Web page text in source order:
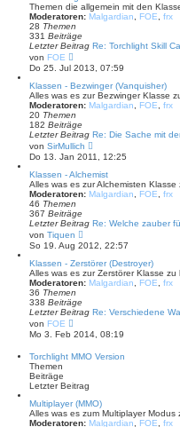
i
t
r
a
g
Themen die allgemein mit den
Moderatoren: Malgardian FOE
frx
28 Themen
331 Beiträge
Letzter Beitrag Re: Torchlight Skill
von FOE
e
u
e
s
t
e
r
B
e
i
t
r
a
g
Do 25. Jul 2013, 07:59
Klassen - Bezwinger (Vanquisher)
Alles was es zur Bezwinger Klasse
Moderatoren: Malgardian FOE
frx
20 Themen
182 Beiträge
Letzter Beitrag Re: Die Sache mit
von SirMullich
e
u
e
s
t
B
t
r
a
g
Do 13. Jan 2011, 12:25
Klassen - Alchemist
Alles was es zur Alchemisten
Moderatoren: Malgardian FOE
frx
46 Themen
367 Beiträge
Letzter Beitrag Re: Welche zauber
von Tiquen
e
u
e
s
t
B
e
i
t
a
So 19. Aug 2012, 22:57
Klassen - Zerstörer (Destroyer)
Alles was es zur Zerstörer Klasse
Moderatoren: Malgardian FOE
frx
36 Themen
338 Beiträge
Letzter Beitrag Re: Verschiedene
von FOE
e
u
s
r
B
e
i
Mo 3. Feb 2014, 08:19
Torchlight MMO Version
Themen
Beiträge
Letzter Beitrag
Multiplayer (MMO)
Alles was es zum Multiplayer Modus
Moderatoren: Malgardian FOE
frx